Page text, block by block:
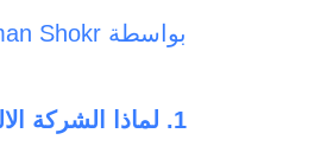
بواسطة Shokr